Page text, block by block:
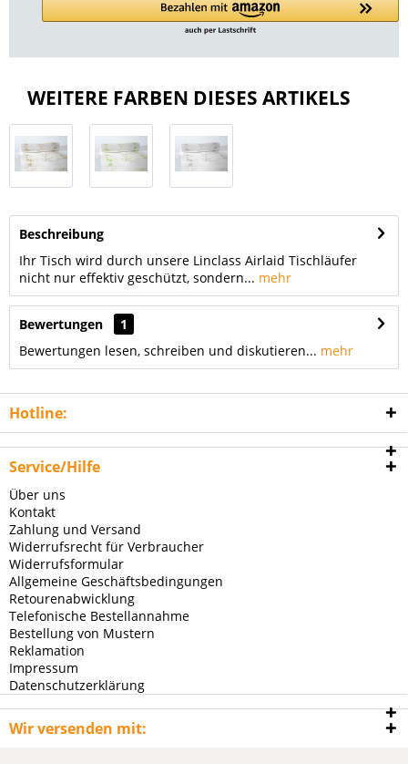
WEITERE FARBEN DIESES ARTIKELS
Beschreibung
Ihr Tisch wird durch unsere Linclass Airlaid Tischläufer
nicht nur effektiv geschützt, sondern... mehr
Bewertungen
1
Bewertungen lesen, schreiben und diskutieren... mehr
Hotline:
Service/Hilfe
Über uns
Kontakt
Zahlung und Versand
Widerrufsrecht für Verbraucher
Widerrufsformular
Allgemeine Geschäftsbedingungen
Retourenabwicklung
Telefonische Bestellannahme
Bestellung von Mustern
Reklamation
Impressum
Datenschutzerklärung
Wir versenden mit: